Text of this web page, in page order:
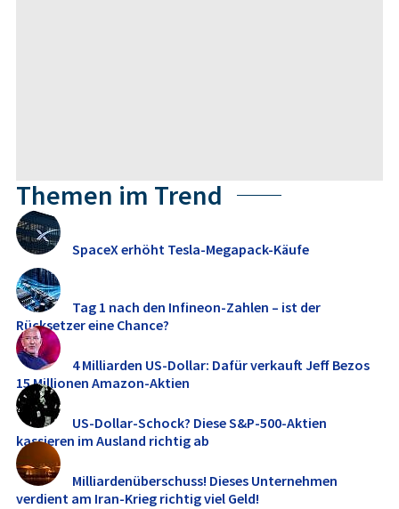
Themen im Trend
SpaceX erhöht Tesla-Megapack-Käufe
Tag 1 nach den Infineon-Zahlen – ist der
Rücksetzer eine Chance?
4 Milliarden US-Dollar: Dafür verkauft Jeff Bezos
15 Millionen Amazon-Aktien
US-Dollar-Schock? Diese S&P-500-Aktien
kassieren im Ausland richtig ab
Milliardenüberschuss! Dieses Unternehmen
verdient am Iran-Krieg richtig viel Geld!